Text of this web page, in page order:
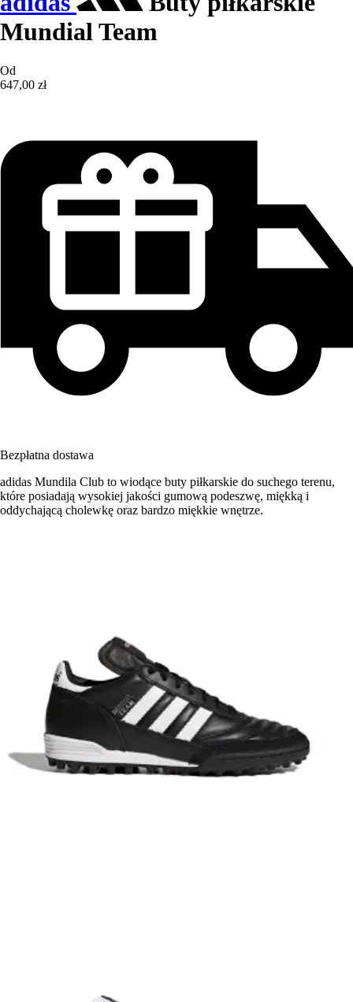
Mundial Team
Od
647,00 zł
Bezpłatna dostawa
adidas Mundila Club to wiodące buty piłkarskie do suchego terenu,
które posiadają wysokiej jakości gumową podeszwę, miękką i
oddychającą cholewkę oraz bardzo miękkie wnętrze.